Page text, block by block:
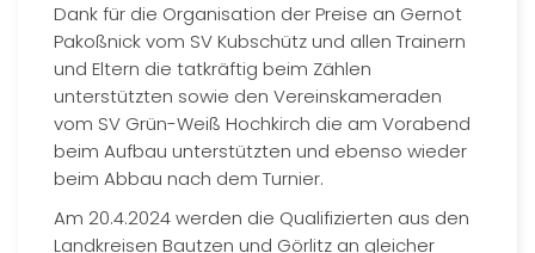
Dank für die Organisation der Preise an Gernot
Pakoßnick vom SV Kubschütz und allen Trainern
und Eltern die tatkräftig beim Zählen
unterstützten sowie den Vereinskameraden
vom SV Grün-Weiß Hochkirch die am Vorabend
beim Aufbau unterstützten und ebenso wieder
beim Abbau nach dem Turnier.
Am 20.4.2024 werden die Qualifizierten aus den
Landkreisen Bautzen und Görlitz an gleicher